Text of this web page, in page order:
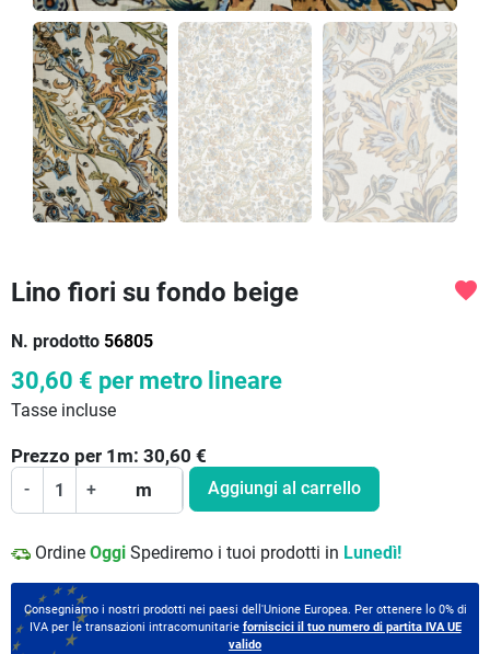
Lino fiori su fondo beige
N. prodotto 56805
favorite
30,60 € per metro lineare
Tasse incluse
Prezzo per 1 m: 30,60 €
- + m Aggiungi al carrello
Ordine Oggi Spediremo i tuoi prodotti in Lunedì!
Consegniamo i nostri prodotti nei paesi dell'Unione Europea. Per ottenere lo 0% di
IVA per le transazioni intracomunitarie forniscici il tuo numero di partita IVA UE
valido